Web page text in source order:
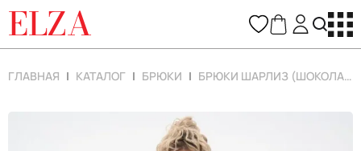
ELZA
ГЛАВНАЯ КАТАЛОГ БРЮКИ БРЮКИ ШАРЛИЗ (ШОКОЛАДНЫЙ)